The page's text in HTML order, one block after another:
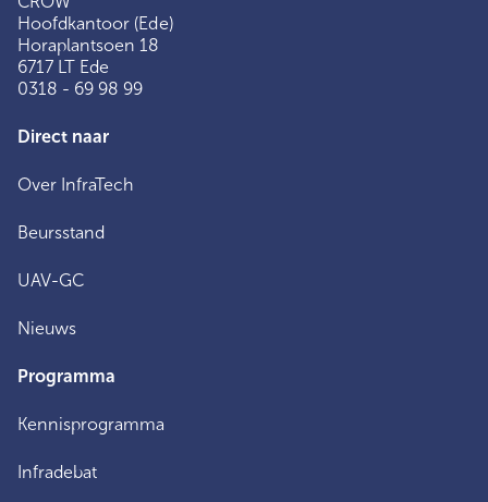
Hoofdkantoor (Ede)
Horaplantsoen 18
6717 LT Ede
0318 - 69 98 99
Direct naar
Over InfraTech
Beursstand
UAV-GC
Nieuws
Programma
Kennisprogramma
Infradebat